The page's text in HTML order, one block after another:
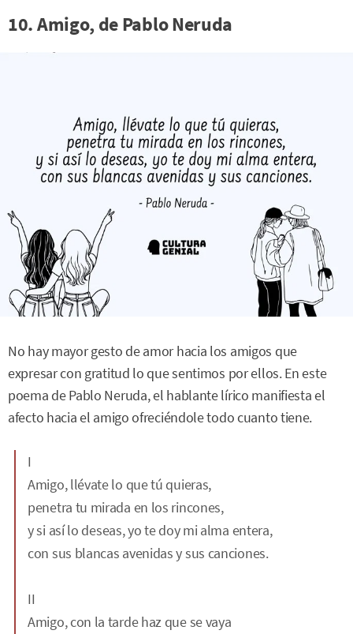
10. Amigo, de Pablo Neruda
No hay mayor gesto de amor hacia los amigos que
expresar con gratitud lo que sentimos por ellos. En este
poema de Pablo Neruda, el hablante lírico manifiesta el
afecto hacia el amigo ofreciéndole todo cuanto tiene.
I
Amigo, llévate lo que tú quieras,
penetra tu mirada en los rincones,
y si así lo deseas, yo te doy mi alma entera,
con sus blancas avenidas y sus canciones.
II
Amigo, con la tarde haz que se vaya